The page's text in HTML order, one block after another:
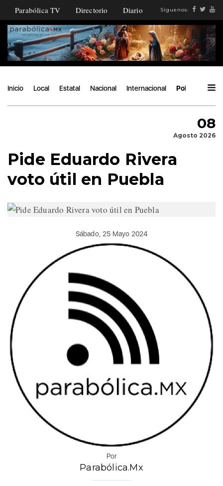
Parabólica TV Directorio Diario Síguenos:
Inicio Local Estatal Nacional Internacional Política
08
Agosto 2026
Pide Eduardo Rivera
voto útil en Puebla
Sábado, 25 Mayo 2024
Por
Parabólica.Mx